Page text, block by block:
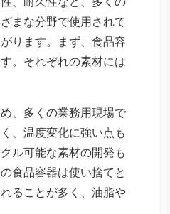
まな分野で使用されて
ります。まず、食品容
。それぞれの素材には
、多くの業務用現場で
、温度変化に強い点も
ル可能な素材の開発も
食品容器は使い捨てと
ることが多く、油脂や